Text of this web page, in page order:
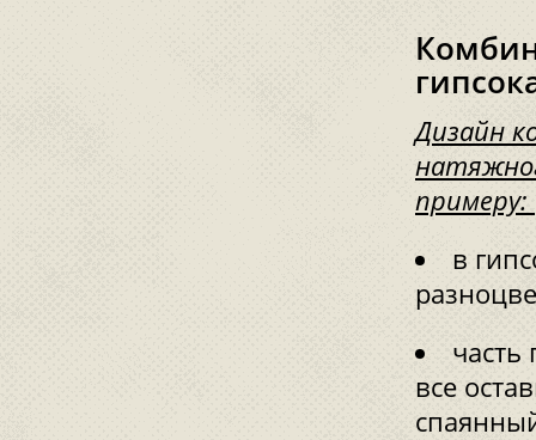
Дизайн
примеру:
в
часть
все